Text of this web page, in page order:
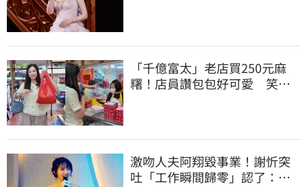
「千億富太」老店買250元麻
糬！店員讚包包好可愛 笑
激吻人夫阿翔毀事業！謝忻突
吐「工作瞬間歸零」認了：咎